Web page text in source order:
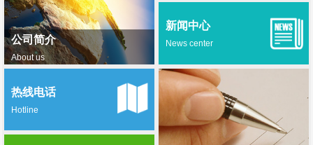
公司简介
About us
新闻中心
News center
热线电话
Hotline